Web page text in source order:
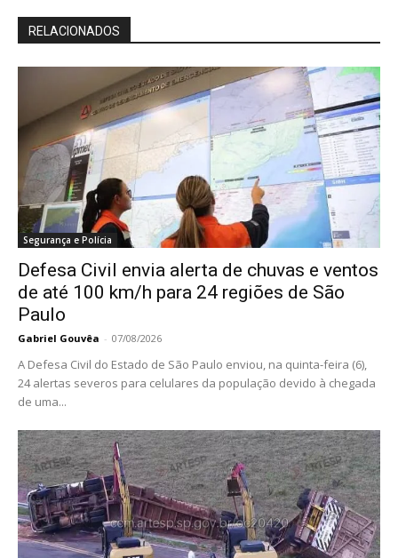
RELACIONADOS
Segurança e Polícia
Defesa Civil envia alerta de chuvas e ventos
de até 100 km/h para 24 regiões de São
Paulo
Gabriel Gouvêa - 07/08/2026
A Defesa Civil do Estado de São Paulo enviou, na quinta-feira (6),
24 alertas severos para celulares da população devido à chegada
de uma...